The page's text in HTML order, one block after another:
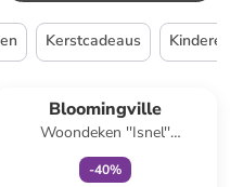
Kerstcadeaus
Bloomingville
Woondeken ''Isnel''
meerkleurig - (L)160 x (B)130
cm
-40%